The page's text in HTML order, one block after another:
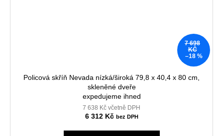
7 698
KČ
–18 %
Policová skříň Nevada nízká/široká 79,8 x 40,4 x 80 cm,
skleněné dveře
expedujeme ihned
7 638 Kč včetně DPH
6 312 Kč